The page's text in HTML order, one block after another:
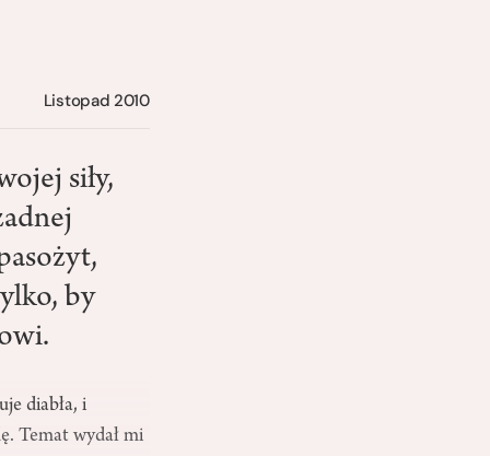
Listopad 2010
siły,
by
diabła, i
Temat wydał mi